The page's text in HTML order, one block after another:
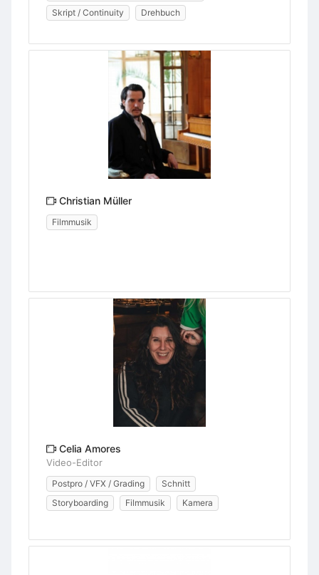
Skript / Continuity
Drehbuch
Christian Müller
Filmmusik
Celia Amores
Video-Editor
Postpro / VFX / Grading
Schnitt
Storyboarding
Filmmusik Kamera